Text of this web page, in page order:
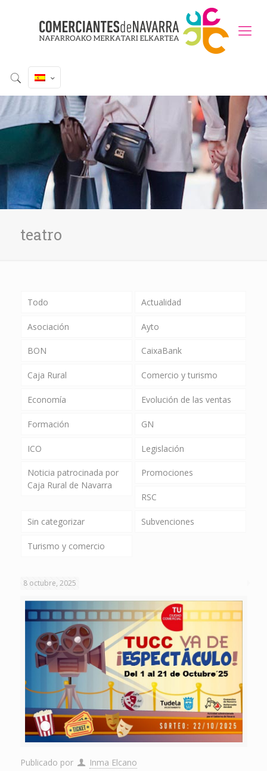
teatro
Todo Actualidad
Asociación Ayto
BON CaixaBank
Caja Rural Comercio y turismo
Economía Evolución de las ventas
Formación GN
ICO Legislación
Noticia patrocinada por
Caja Rural de Navarra
Promociones
RSC
Sin categorizar Subvenciones
Turismo y comercio
8 octubre, 2025
Publicado por Inma Elcano